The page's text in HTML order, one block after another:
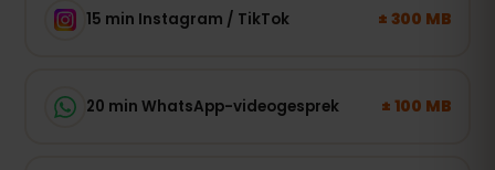
15 min Instagram / TikTok ± 300 MB
20 min WhatsApp-videogesprek ± 100 MB